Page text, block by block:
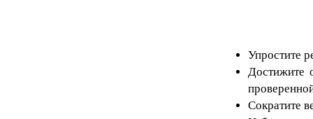
Упростите
Достижите
Сократите